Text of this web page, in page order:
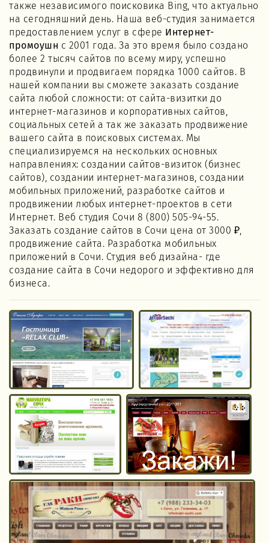
также независимого поисковика Bing, что актуально
на сегодняшний день. Наша веб-студия занимается
предоставлением услуг в сфере Интернет-
промоушн с 2001 года. За это время было создано
более 2 тысяч сайтов по всему миру, успешно
продвинули и продвигаем порядка 1000 сайтов. В
нашей компании вы сможете заказать создание
сайта любой сложности: от сайта-визитки до
интернет-магазинов и корпоративных сайтов,
социальных сетей а так же заказать продвижение
вашего сайта в поисковых системах. Мы
специализируемся на нескольких основных
направлениях: создании сайтов-визиток (бизнес
сайтов), создании интернет-магазинов, создании
мобильных приложений, разработке сайтов и
продвижении любых интернет-проектов в сети
Интернет. Веб студия Сочи 8 (800) 505-94-55.
Заказать создание сайтов в Сочи цена от 3000 ₽,
продвижение сайта. Разработка мобильных
приложений в Сочи. Студия веб дизайна- где
создание сайта в Сочи недорого и эффективно для
бизнеса.